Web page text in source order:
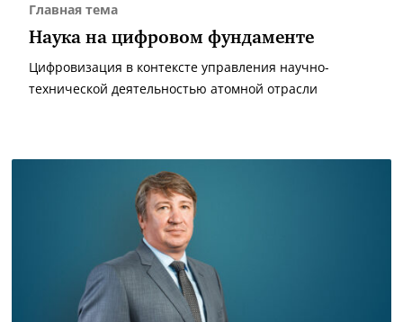
Главная тема
Наука на цифровом фундаменте
Цифровизация в контексте управления научно-
технической деятельностью атомной отрасли